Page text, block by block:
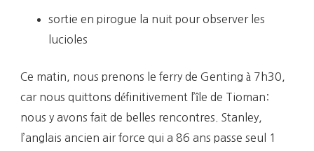
sortie en pirogue la nuit pour observer les
lucioles
Ce matin, nous prenons le ferry de Genting à 7h30,
car nous quittons définitivement l’île de Tioman:
nous y avons fait de belles rencontres. Stanley,
l’anglais ancien air force qui a 86 ans passe seul 1